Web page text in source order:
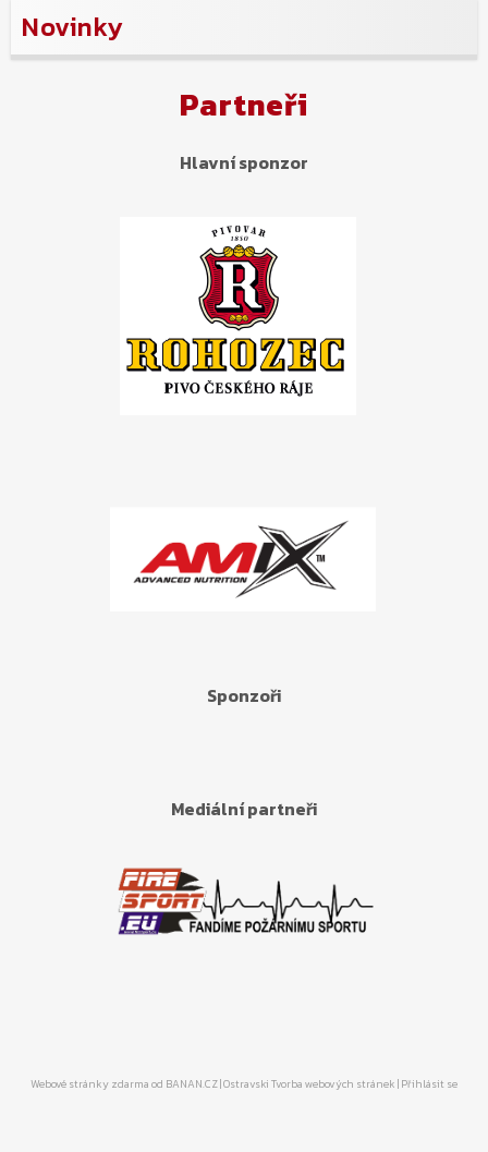
Novinky
Partneři
Hlavní sponzor
Sponzoři
Mediální partneři
Webové stránky zdarma od BANAN.CZ|Ostravski Tvorba webových stránek | Přihlásit se